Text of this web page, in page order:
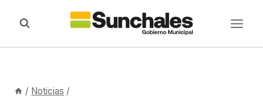
/ Noticias /